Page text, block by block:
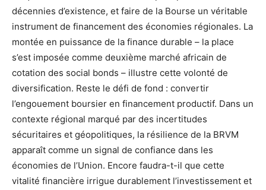
décennies d’existence, et faire de la Bourse un véritable
instrument de financement des économies régionales. La
montée en puissance de la finance durable – la place
s’est imposée comme deuxième marché africain de
cotation des social bonds – illustre cette volonté de
diversification. Reste le défi de fond : convertir
l’engouement boursier en financement productif. Dans un
contexte régional marqué par des incertitudes
sécuritaires et géopolitiques, la résilience de la BRVM
apparaît comme un signal de confiance dans les
économies de l’Union. Encore faudra-t-il que cette
vitalité financière irrigue durablement l’investissement et